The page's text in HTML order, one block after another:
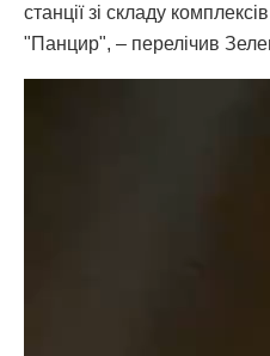
станції зі складу
"Панцир", – перелічив